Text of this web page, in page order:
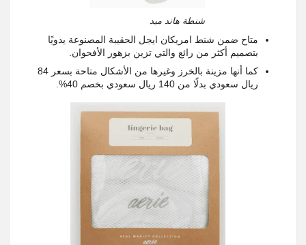
شنطة هاند ميد
متاح ضمن شنط امريكان ايجل الحقيبة المصنوعة يدويًا
بتصميم أكثر من رائع والتي تزين بزهور الأفحوان.
كما أنها مزينة بالخرز وغيرها من الأشكال متاحة بسعر 84
ريال سعودي بدلًا من 140 ريال سعودي بخصم 40%.